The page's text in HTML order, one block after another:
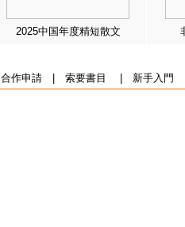
2025中国年度精短散文
合作申請| 索要書目 新手入門